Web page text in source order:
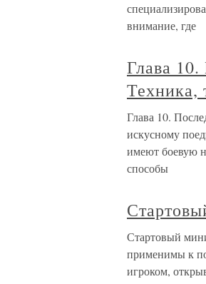
внимание, где
Глава 10.
Техника,
Глава 10.
искусному
имеют боевую
способы
Стартовый
применимы к
игроком,